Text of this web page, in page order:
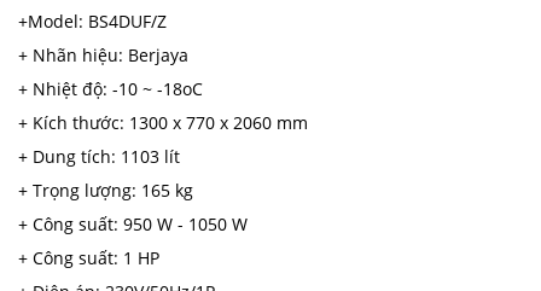
+Model: BS4DUF/Z
+ Nhãn hiệu: Berjaya
+ Nhiệt độ: -10 ~ -18oC
+ Kích thước: 1300 x 770 x 2060 mm
+ Dung tích: 1103 lít
+ Trọng lượng: 165 kg
+ Công suất: 950 W - 1050 W
+ Công suất: 1 HP